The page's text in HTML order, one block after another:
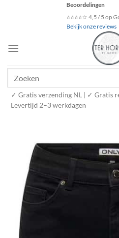
Beoordelingen
⭐⭐⭐⭐☆ 4,5 / 5 op
Bekijk onze reviews
✓ Gratis verzending NL | ✓ Gratis
Levertijd 2–3 werkdagen